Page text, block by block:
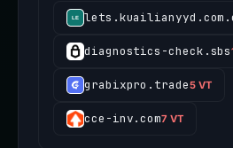
diagnostics-check.sbs
grabixpro.trade5 VT
cce-inv.com7 VT